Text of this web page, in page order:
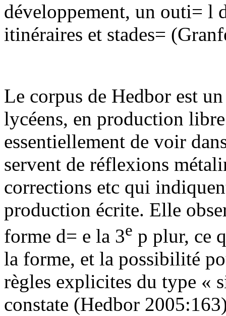
développement, un outi= l
itinéraires et stades=
Le corpus de Hedbor est
lycéens, en production
essentiellement de voir
servent de réflexions
corrections etc qui
production écrite. Elle
forme d= e la 3e p plur, ce
la forme, et la possibilité
règles explicites du type «
constate (Hedbor